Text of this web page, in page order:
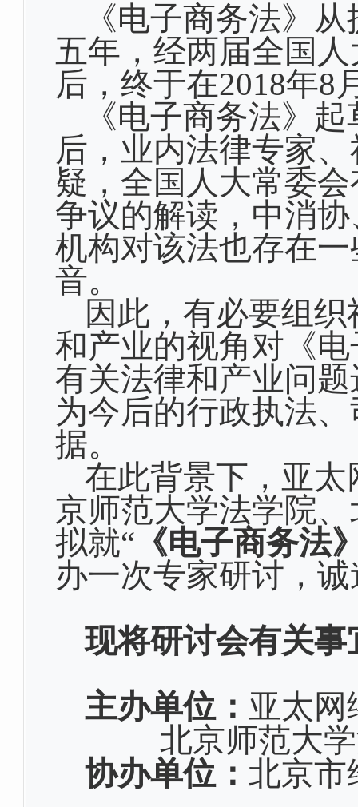
《电子商务法》
五年，经两届全国
后，终于在2018年8
《电子商务法》
后，业内法律专家
疑，全国人大常委
争议的解读，中消
机构对该法也存在
音。
因此，有必要组
和产业的视角对《
有关法律和产业问
为今后的行政执法
据。
在此背景下，亚
京师范大学法学院
拟就“ 《电子商务法
办一次专家研讨，
现将研讨会有关事
主办单位： 亚太网
北京师范大
协办单位： 北京市